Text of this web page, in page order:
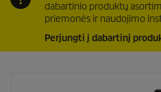
dabartinio produktų
priemonės ir naudojimo
Perjungti į dabartinį